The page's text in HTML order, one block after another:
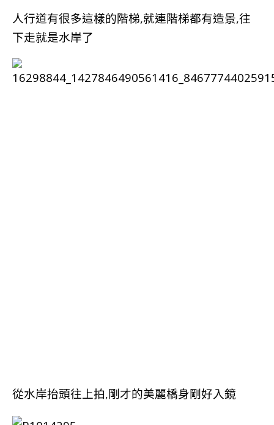
人行道有很多這樣的階梯,就連階梯都有造景,往
下走就是水岸了
從水岸抬頭往上拍,剛才的美麗橋身剛好入鏡